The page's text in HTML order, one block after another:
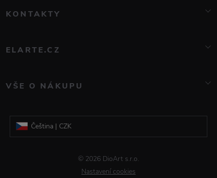
KONTAKTY
776 081 000
ELARTE.CZ
Kontakt
Galerie DioArt
VŠE O NÁKUPU
Reklamace a vrácení zboží
Obchodní podmínky
Čeština | CZK
© 2026 DioArt s.r.o.
Nastavení cookies